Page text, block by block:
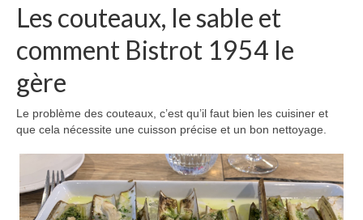
Les couteaux, le sable et
comment Bistrot 1954 le
gère
Le problème des couteaux, c’est qu’il faut bien les cuisiner et
que cela nécessite une cuisson précise et un bon nettoyage.